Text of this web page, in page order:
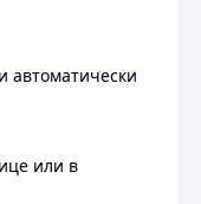
автоматически
или в